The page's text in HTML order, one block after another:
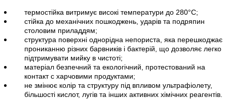
термостійка витримує високі температури до 280°С;
стійка до механічних пошкоджень, ударів та подряпин
столовим приладдям;
структура поверхні однорідна непориста, яка перешкоджає
прониканню різних барвників і бактерій, що дозволяє легко
підтримувати мийку в чистоті;
матеріал безпечний та екологічний, протестований на
контакт с харчовими продуктами;
не змінює колір та структуру під впливом ультрафіолету,
більшості кислот, лугів та інших активних хімічних реагентів.